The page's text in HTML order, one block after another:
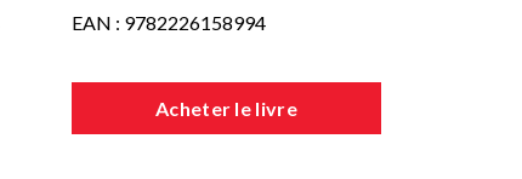
EAN : 9782226158994
Acheter le livre